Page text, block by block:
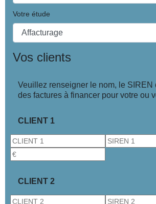
Votre étude
Vos clients
Veuillez renseigner le nom, le SIREN
des factures à financer pour votre ou
CLIENT 1
CLIENT 2